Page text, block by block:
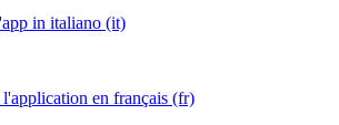
in italiano (it)
en français (fr)